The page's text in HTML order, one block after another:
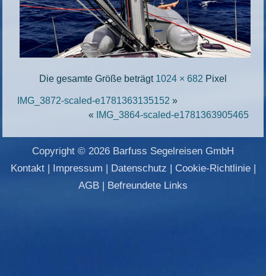
Die gesamte Größe beträgt 1024 × 682 Pixel
IMG_3872-scaled-e1781363135152 »
«
IMG_3864-scaled-e1781363905465
Copyright © 2026 Barfuss Segelreisen GmbH
Kontakt| Impressum | Datenschutz | Cookie-Richtlinie|
AGB | Befreundete Links